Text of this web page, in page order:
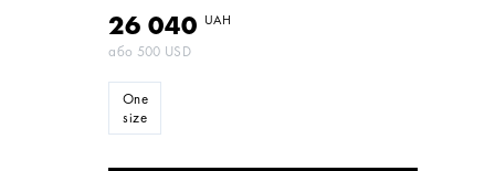
26 040 UAH
або 500 USD
One
size